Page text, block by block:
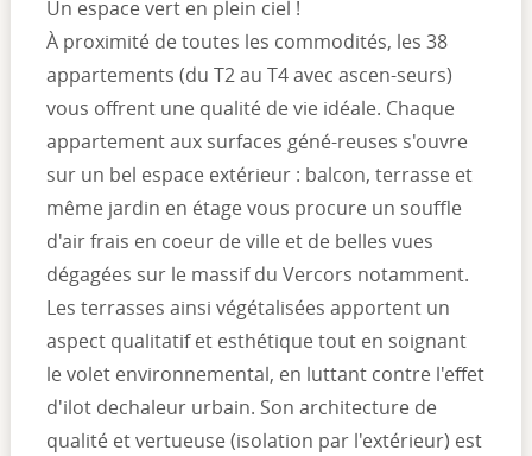
Un espace vert en plein ciel !
À proximité de toutes les commodités, les 38
appartements (du T2 au T4 avec ascen-seurs)
vous offrent une qualité de vie idéale. Chaque
appartement aux surfaces géné-reuses s'ouvre
sur un bel espace extérieur : balcon, terrasse et
même jardin en étage vous procure un souffle
d'air frais en coeur de ville et de belles vues
dégagées sur le massif du Vercors notamment.
Les terrasses ainsi végétalisées apportent un
aspect qualitatif et esthétique tout en soignant
le volet environnemental, en luttant contre l'effet
d'ilot dechaleur urbain. Son architecture de
qualité et vertueuse (isolation par l'extérieur) est